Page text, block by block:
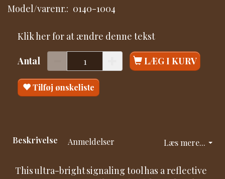
Model/varenr.: 0140-1004
Klik her for at ændre denne tekst
Antal LÆG I KURV
Tilføj ønskeliste
Læs mere...
Beskrivelse Anmeldelser
This ultra-bright signaling tool has a reflective